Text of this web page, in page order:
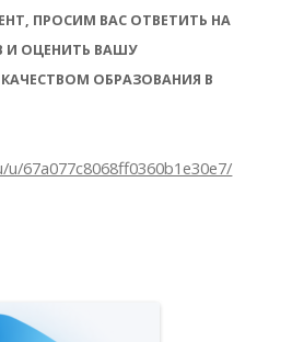
ПРОСИМ ВАС ОТВЕТИТЬ НА
И ОЦЕНИТЬ ВАШУ
ОБРАЗОВАНИЯ В
67a077c8068ff0360b1e30e7/